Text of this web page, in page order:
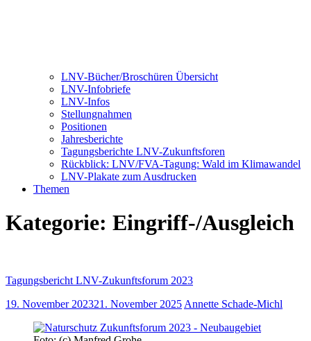
LNV-Bücher/Broschüren Übersicht
LNV-Infobriefe
LNV-Infos
Stellungnahmen
Positionen
Jahresberichte
Tagungsberichte LNV-Zukunftsforen
Rückblick: LNV/FVA-Tagung: Wald im Klimawandel
LNV-Plakate zum Ausdrucken
Themen
Kategorie: Eingriff-/Ausgleich
Tagungsbericht LNV-Zukunftsforum 2023
19. November 202321. November 2025 Annette Schade-Michl